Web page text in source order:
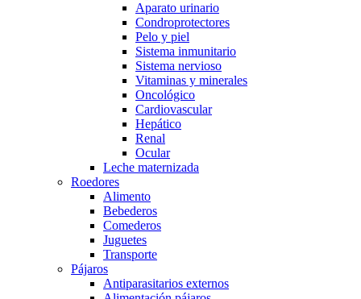
Aparato urinario
Condroprotectores
Pelo y piel
Sistema inmunitario
Sistema nervioso
Vitaminas y minerales
Oncológico
Cardiovascular
Hepático
Renal
Ocular
Leche maternizada
Roedores
Alimento
Bebederos
Comederos
Juguetes
Transporte
Pájaros
Antiparasitarios externos